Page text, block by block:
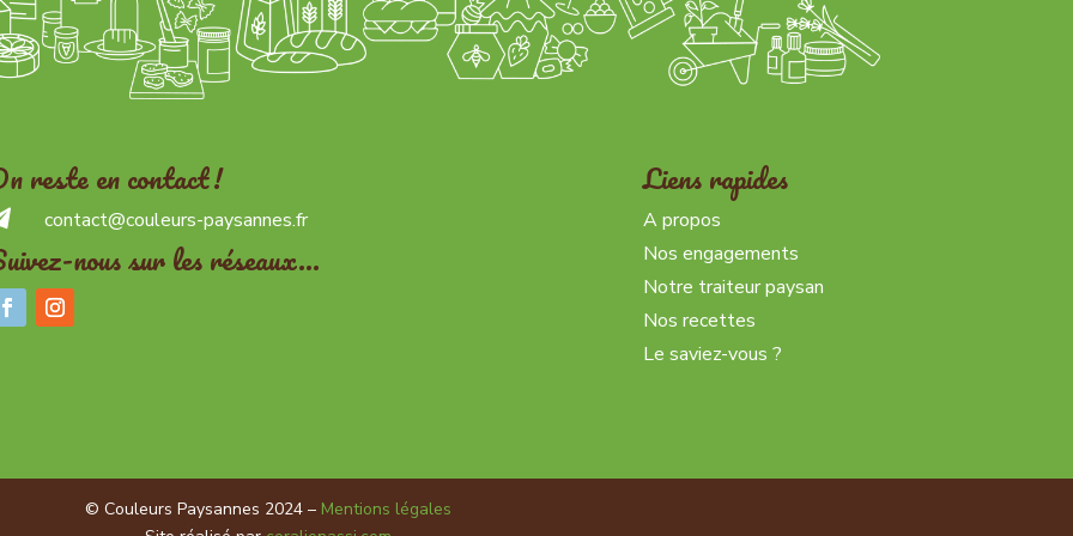
reste en contact !
contact@couleurs-paysannes.fr
nous sur les réseaux…
Liens rapides
A propos
Nos engagements
Notre traiteur paysan
Nos recettes
Le saviez-vous ?
© Couleurs Paysannes 2024 – Mentions légales